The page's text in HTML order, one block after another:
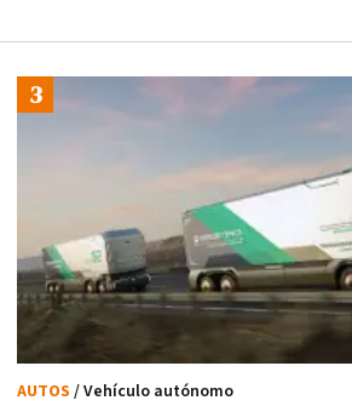
AUTOS / Vehículo autónomo